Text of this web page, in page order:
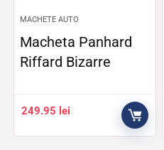
MACHETE AUTO
Macheta Panhard
Riffard Bizarre
249.95 lei